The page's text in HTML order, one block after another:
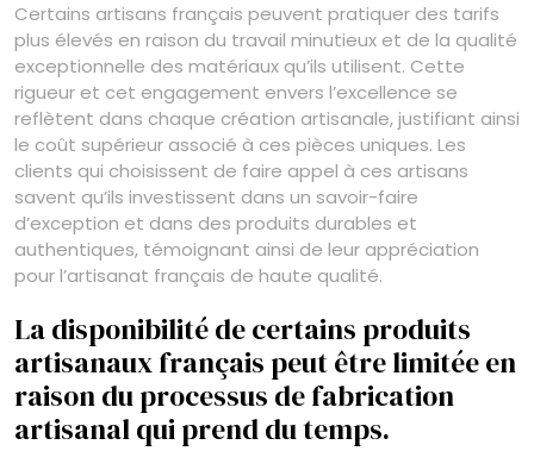
Certains artisans français peuvent pratiquer des tarifs
plus élevés en raison du travail minutieux et de la qualité
exceptionnelle des matériaux qu’ils utilisent. Cette
rigueur et cet engagement envers l’excellence se
reflètent dans chaque création artisanale, justifiant ainsi
le coût supérieur associé à ces pièces uniques. Les
clients qui choisissent de faire appel à ces artisans
savent qu’ils investissent dans un savoir-faire
d’exception et dans des produits durables et
authentiques, témoignant ainsi de leur appréciation
pour l’artisanat français de haute qualité.
La disponibilité de certains produits
artisanaux français peut être limitée en
raison du processus de fabrication
artisanal qui prend du temps.